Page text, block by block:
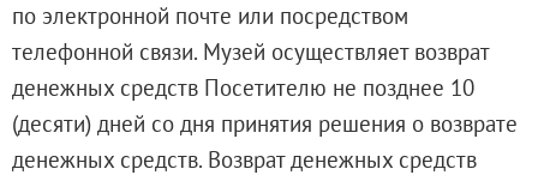
по электронной почте или посредством
телефонной связи. Музей осуществляет возврат
денежных средств Посетителю не позднее 10
(десяти) дней со дня принятия решения о возврате
денежных средств. Возврат денежных средств